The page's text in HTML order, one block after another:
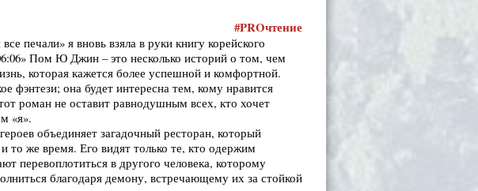
#PROчтение
печали» я вновь взяла в руки книгу корейского
Пом Ю Джин – это несколько историй о том, чем
которая кажется более успешной и комфортной.
фэнтези; она будет интересна тем, кому нравится
роман не оставит равнодушным всех, кто хочет
«я».
объединяет загадочный ресторан, который
то же время. Его видят только те, кто одержим
перевоплотиться в другого человека, которому
благодаря демону, встречающему их за стойкой